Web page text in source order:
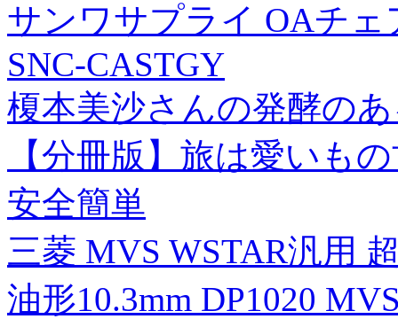
サンワサプライ OAチ
SNC-CASTGY
榎本美沙さんの発酵の
【分冊版】旅は愛いも
安全簡単
三菱 MVS WSTAR汎用
油形10.3mm DP1020